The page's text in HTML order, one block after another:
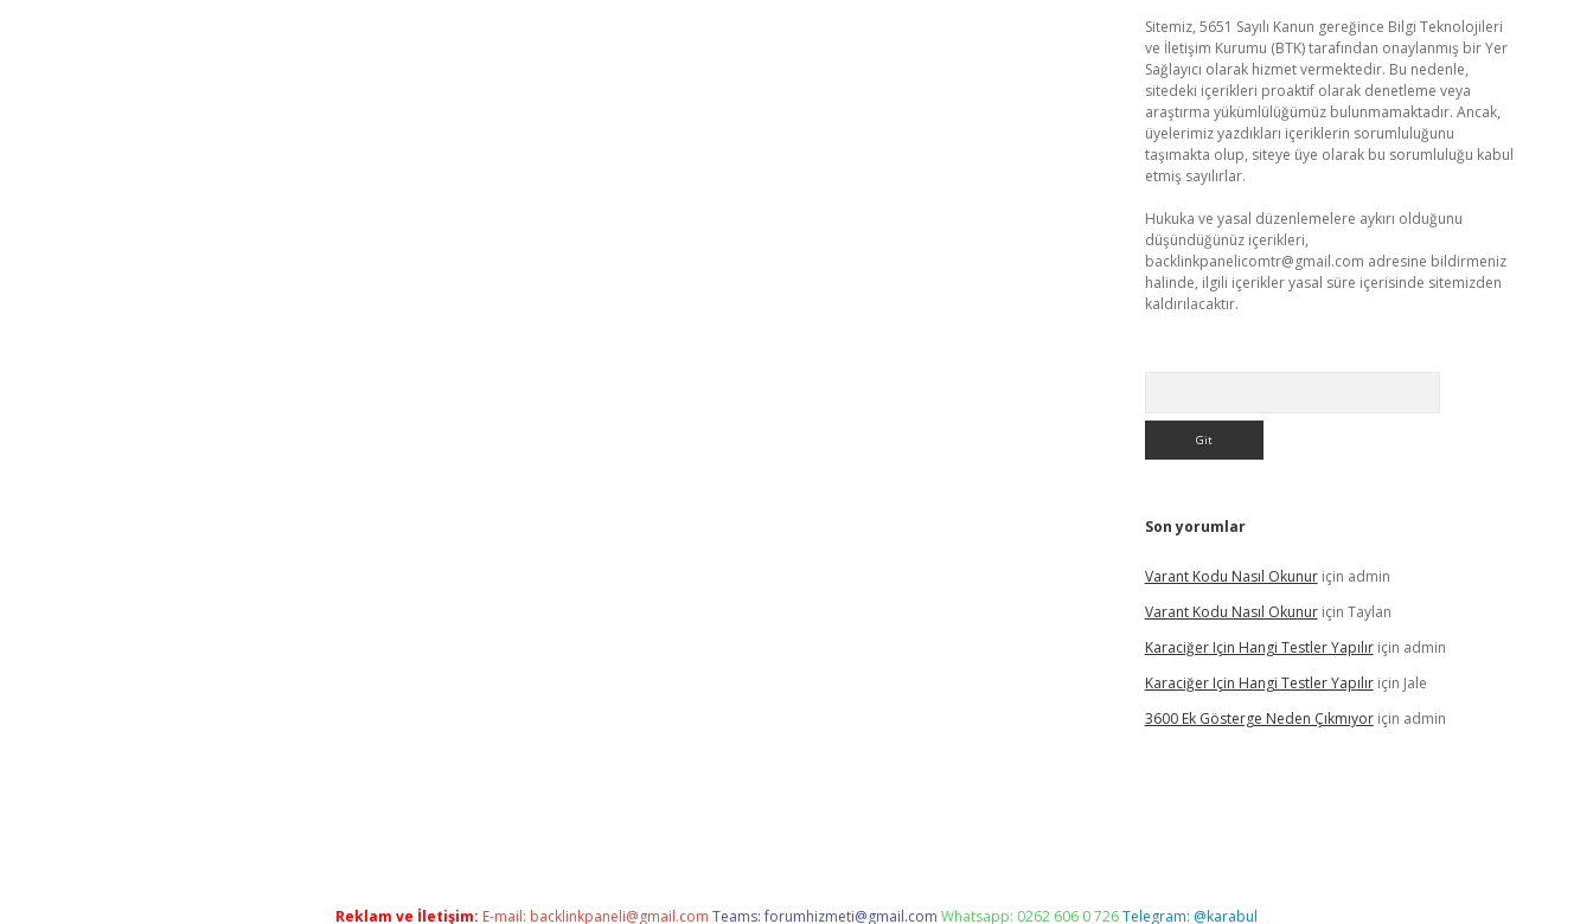
Sitemiz, 5651 Sayılı Kanun gereğince Bilgi Teknolojileri
ve İletişim Kurumu (BTK) tarafından onaylanmış bir Yer
Sağlayıcı olarak hizmet vermektedir. Bu nedenle,
sitedeki içerikleri proaktif olarak denetleme veya
araştırma yükümlülüğümüz bulunmamaktadır. Ancak,
üyelerimiz yazdıkları içeriklerin sorumluluğunu
taşımakta olup, siteye üye olarak bu sorumluluğu kabul
etmiş sayılırlar.
Hukuka ve yasal düzenlemelere aykırı olduğunu
düşündüğünüz içerikleri,
backlinkpanelicomtr@gmail.com adresine bildirmeniz
halinde, ilgili içerikler yasal süre içerisinde sitemizden
kaldırılacaktır.
Son yorumlar
Varant Kodu Nasıl Okunuriçin admin
Varant Kodu Nasıl Okunuriçin Taylan
Karaciğer Için Hangi Testler Yapılıriçin admin
Karaciğer Için Hangi Testler Yapılıriçin Jale
3600 Ek Gösterge Neden Çıkmıyoriçin admin
Reklam ve İletişim: E-mail: backlinkpaneli@gmail.com Teams:forumhizmeti@gmail.com Whatsapp: 0262 606 0 726Telegram: @karabul